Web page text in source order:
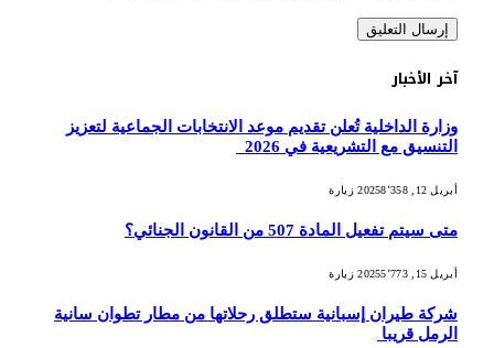
آخر الأخبار
وزارة الداخلية تُعلن تقديم موعد الانتخابات الجماعية لتعزيز
التنسيق مع التشريعية في 2026
أبريل 12, 2025 8٬358 زيارة
متى سيتم تفعيل المادة 507 من القانون الجنائي؟
أبريل 15, 2025 5٬773 زيارة
شركة طيران إسبانية ستطلق رحلاتها من مطار تطوان سانية
الرمل قريبا